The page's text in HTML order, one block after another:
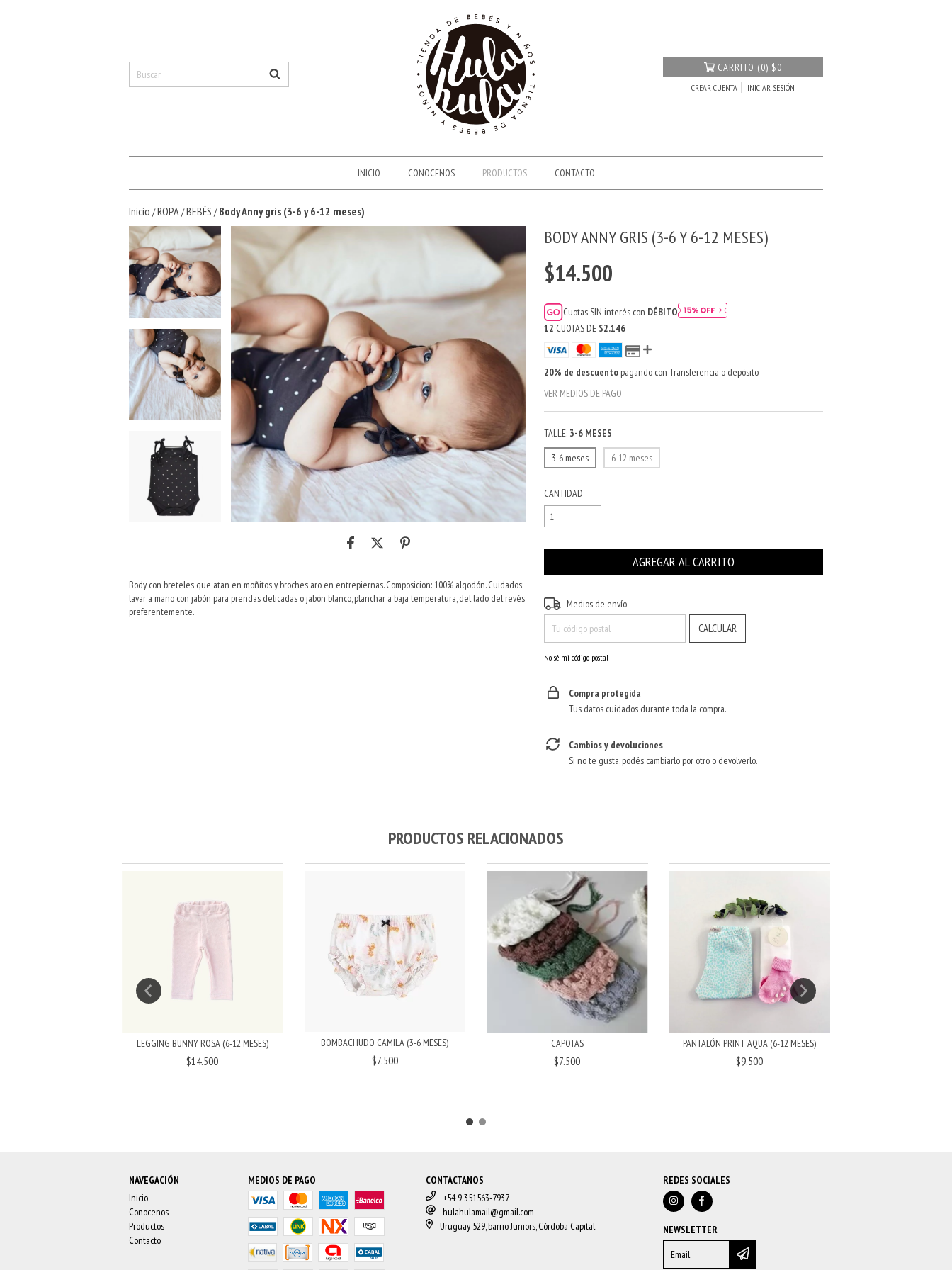
CARRITO (0) $0
CREAR CUENTA INICIAR SESIÓN
INICIO CONOCENOS PRODUCTOS CONTACTO
Inicio /ROPA/BEBÉS / Body Anny gris (3-6 y 6-12 meses)
Body con breteles que atan en moñitos y broches aro en entrepiernas. Composicion: 100% algodón. Cuidados:
lavar a mano con jabón para prendas delicadas o jabón blanco, planchar a baja temperatura, del lado del revés
preferentemente.
BODY ANNY GRIS (3-6 Y 6-12 MESES)
$14.500
Cuotas SIN interés con DÉBITO
12 CUOTAS DE $2.146
20% de descuento pagando con Transferencia o depósito
VER MEDIOS DE PAGO
TALLE: 3-6 MESES
3-6 meses
6-12 meses
CANTIDAD
Entregas para el CP:
Medios de envío
CALCULAR
No sé mi código postal
Compra protegida
Tus datos cuidados durante toda la compra.
Cambios y devoluciones
Si no te gusta, podés cambiarlo por otro o devolverlo.
PRODUCTOS RELACIONADOS
LEGGING BUNNY ROSA (6-12 MESES)
$14.500
BOMBACHUDO CAMILA (3-6 MESES)
$7.500
CAPOTAS
$7.500
PANTALÓN PRINT AQUA (6-12 MESES)
$9.500
NAVEGACIÓN
Inicio
Conocenos
Productos
Contacto
MEDIOS DE PAGO
CONTACTANOS
+54 9 351563-7937
hulahulamail@gmail.com
Uruguay 529, barrio Juniors, Córdoba Capital.
REDES SOCIALES
NEWSLETTER